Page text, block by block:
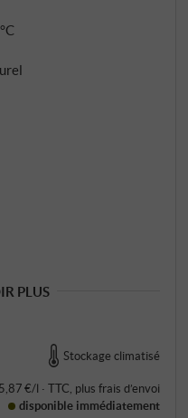
souple, un fruit
mais bien
droit au profil
PLUS
Stockage climatisé
€/l · TTC , plus frais d’envoi
disponible immédiatement